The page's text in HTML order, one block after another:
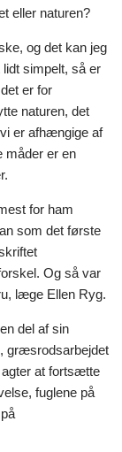
eller naturen?
og det kan jeg
simpelt, så er
er for
naturen, det
er afhængige af
måder er en
for ham
som det første
Og så var
læge Ellen Ryg.
del af sin
græsrodsarbejdet
at fortsætte
fuglene på